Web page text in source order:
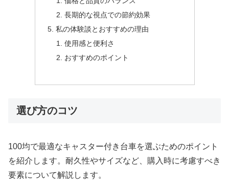
長期的な視点での節約効果
私の体験談とおすすめの理由
使用感と便利さ
おすすめのポイント
選び方のコツ
100均で最適なキャスター付き台車を選ぶためのポイント
を紹介します。耐久性やサイズなど、購入時に考慮すべき
要素について解説します。